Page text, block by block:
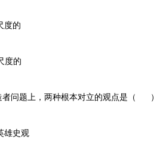
的
的
问题上，两种根本对立的观点是（ ）
史观